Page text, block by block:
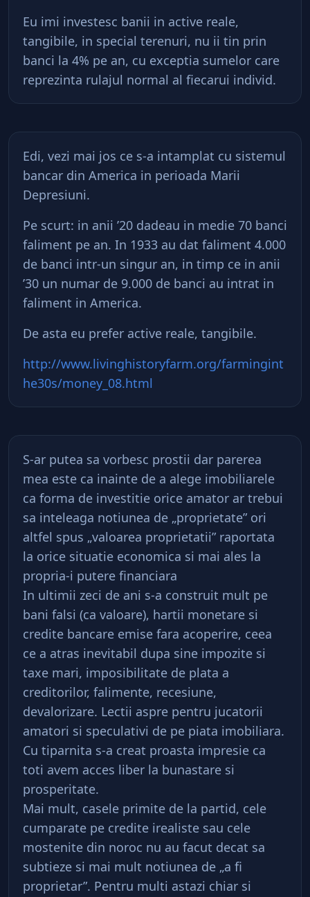
Eu imi investesc banii in active reale,
tangibile, in special terenuri, nu ii tin prin
banci la 4% pe an, cu exceptia sumelor care
reprezinta rulajul normal al fiecarui individ.
Edi, vezi mai jos ce s-a intamplat cu sistemul
bancar din America in perioada Marii
Depresiuni.
Pe scurt: in anii ’20 dadeau in medie 70 banci
faliment pe an. In 1933 au dat faliment 4.000
de banci intr-un singur an, in timp ce in anii
’30 un numar de 9.000 de banci au intrat in
faliment in America.
De asta eu prefer active reale, tangibile.
http://www.livinghistoryfarm.org/farmingint
he30s/money_08.html
S-ar putea sa vorbesc prostii dar parerea
mea este ca inainte de a alege imobiliarele
ca forma de investitie orice amator ar trebui
sa inteleaga notiunea de „proprietate” ori
altfel spus „valoarea proprietatii” raportata
la orice situatie economica si mai ales la
propria-i putere financiara
In ultimii zeci de ani s-a construit mult pe
bani falsi (ca valoare), hartii monetare si
credite bancare emise fara acoperire, ceea
ce a atras inevitabil dupa sine impozite si
taxe mari, imposibilitate de plata a
creditorilor, falimente, recesiune,
devalorizare. Lectii aspre pentru jucatorii
amatori si speculativi de pe piata imobiliara.
Cu tiparnita s-a creat proasta impresie ca
toti avem acces liber la bunastare si
prosperitate.
Mai mult, casele primite de la partid, cele
cumparate pe credite irealiste sau cele
mostenite din noroc nu au facut decat sa
subtieze si mai mult notiunea de „a fi
proprietar”. Pentru multi astazi chiar si